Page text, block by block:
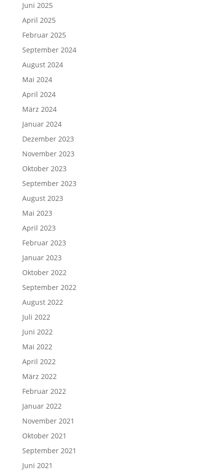
Juni 2025
April 2025
Februar 2025
September 2024
August 2024
Mai 2024
April 2024
März 2024
Januar 2024
Dezember 2023
November 2023
Oktober 2023
September 2023
August 2023
Mai 2023
April 2023
Februar 2023
Januar 2023
Oktober 2022
September 2022
August 2022
Juli 2022
Juni 2022
Mai 2022
April 2022
März 2022
Februar 2022
Januar 2022
November 2021
Oktober 2021
September 2021
Juni 2021